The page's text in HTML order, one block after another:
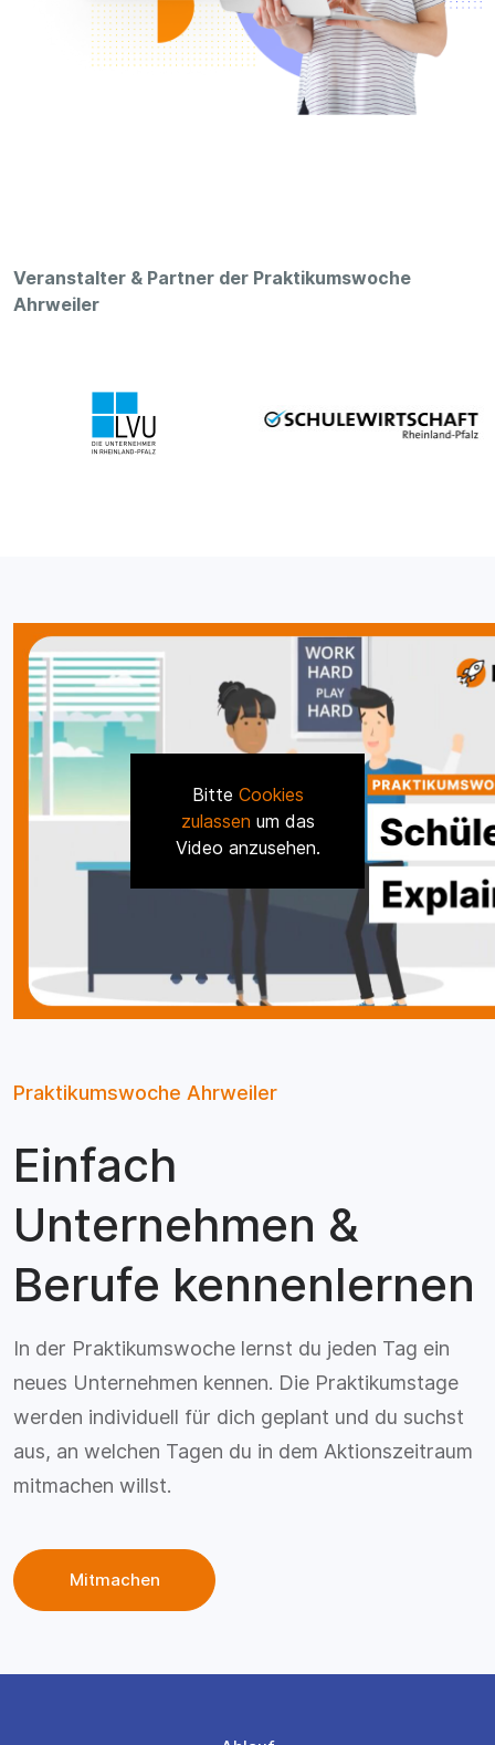
Veranstalter & Partner der Praktikumswoche
Ahrweiler
Bitte Cookies
zulassen um das
Video anzusehen.
Praktikumswoche Ahrweiler
Einfach
Unternehmen &
Berufe kennenlernen
In der Praktikumswoche lernst du jeden Tag ein
neues Unternehmen kennen. Die Praktikumstage
werden individuell für dich geplant und du suchst
aus, an welchen Tagen du in dem Aktionszeitraum
mitmachen willst.
Mitmachen